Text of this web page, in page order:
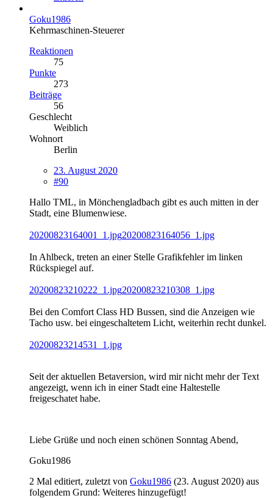
Goku1986
Kehrmaschinen-Steuerer
Reaktionen
75
Punkte
273
Beiträge
56
Geschlecht
Weiblich
Wohnort
Berlin
23. August 2020
#90
Hallo TML, in Mönchengladbach gibt es auch mitten in der
Stadt, eine Blumenwiese.
20200823164001_1.jpg20200823164056_1.jpg
In Ahlbeck, treten an einer Stelle Grafikfehler im linken
Rückspiegel auf.
20200823210222_1.jpg20200823210308_1.jpg
Bei den Comfort Class HD Bussen, sind die Anzeigen wie
Tacho usw. bei eingeschaltetem Licht, weiterhin recht dunkel.
20200823214531_1.jpg
Seit der aktuellen Betaversion, wird mir nicht mehr der Text
angezeigt, wenn ich in einer Stadt eine Haltestelle
freigeschatet habe.
Liebe Grüße und noch einen schönen Sonntag Abend,
Goku1986
2 Mal editiert, zuletzt von Goku1986 (23. August 2020) aus
folgendem Grund: Weiteres hinzugefügt!